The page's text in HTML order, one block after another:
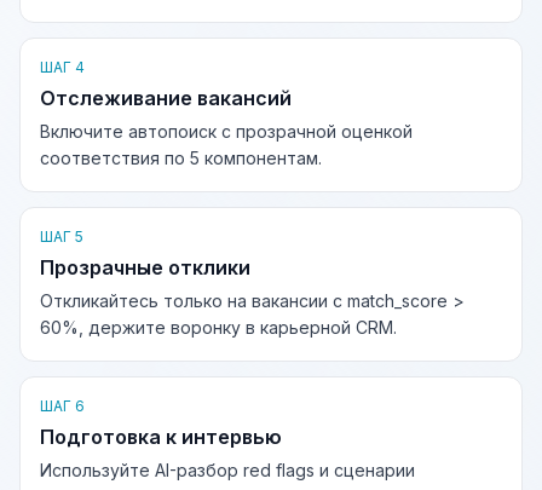
ШАГ 4
Отслеживание вакансий
Включите автопоиск с прозрачной оценкой
соответствия по 5 компонентам.
ШАГ 5
Прозрачные отклики
Откликайтесь только на вакансии с match_score >
60%, держите воронку в карьерной CRM.
ШАГ 6
Подготовка к интервью
Используйте AI-разбор red flags и сценарии